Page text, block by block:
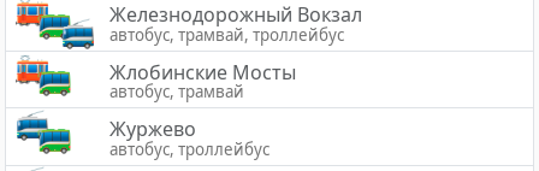
Железнодорожный Вокзал
автобус, трамвай, троллейбус
Жлобинские Мосты
автобус, трамвай
Журжево
автобус, троллейбус